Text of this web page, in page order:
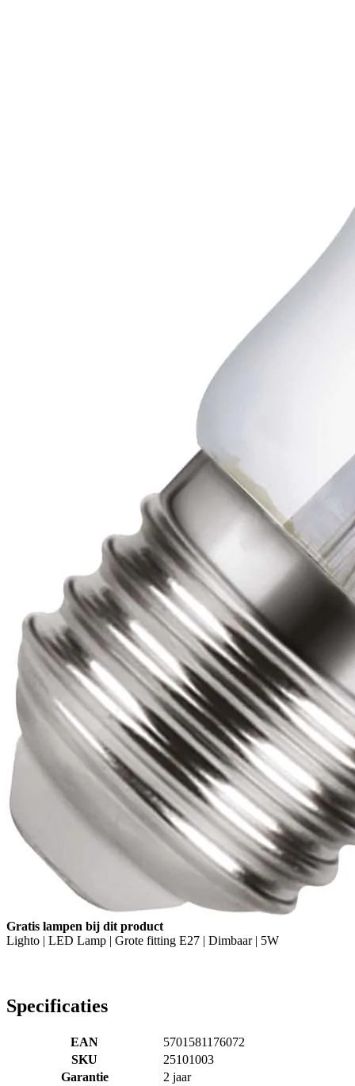
Gratis lampen bij dit product
Lighto | LED Lamp | Grote fitting E27 | Dimbaar | 5W
Specificaties
EAN
5701581176072
SKU
25101003
Garantie
2 jaar